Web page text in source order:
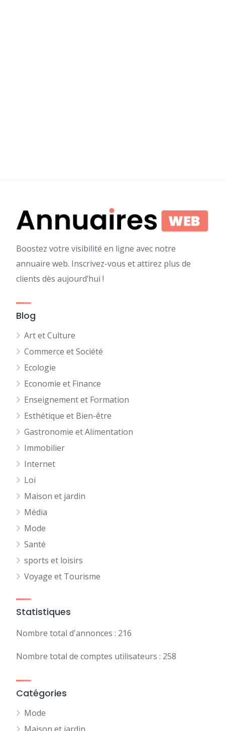
Boostez votre visibilité en ligne avec notre
annuaire web. Inscrivez-vous et attirez plus de
clients dès aujourd’hui !
Blog
Art et Culture
Commerce et Société
Ecologie
Economie et Finance
Enseignement et Formation
Esthétique et Bien-être
Gastronomie et Alimentation
Immobilier
Internet
Loi
Maison et jardin
Média
Mode
Santé
sports et loisirs
Voyage et Tourisme
Statistiques
Nombre total d'annonces : 216
Nombre total de comptes utilisateurs : 258
Catégories
Mode